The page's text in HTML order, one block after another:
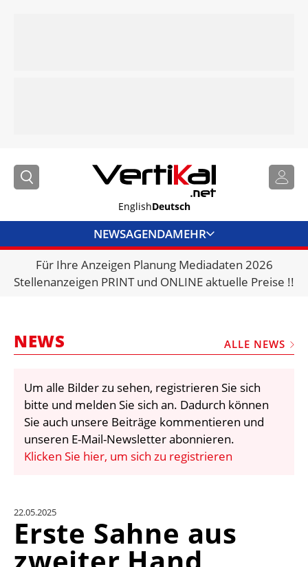
EnglishDeutsch
NEWSAGENDAMEHR
BRANCHENLINKS
VERMIETER
VIDEOS
BIBLIOTHEK
KRAN & BÜHNE
EINHEITENKONVERTER
KONTAKT
Für Ihre Anzeigen Planung Mediadaten 2026
Stellenanzeigen PRINT und ONLINE aktuelle Preise !!
NEWS ALLE NEWS
Um alle Bilder zu sehen, registrieren Sie sich
bitte und melden Sie sich an. Dadurch können
Sie auch unsere Beiträge kommentieren und
unseren E-Mail-Newsletter abonnieren.
Klicken Sie hier, um sich zu registrieren
22.05.2025
Erste Sahne aus